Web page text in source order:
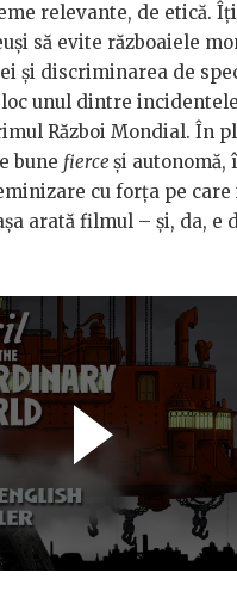
relevante, de etică.
să evite războaiele
și discriminarea de
unul dintre
Război Mondial. În
bune fierce și autonomă,
cu forța pe
arată filmul – și, da, e